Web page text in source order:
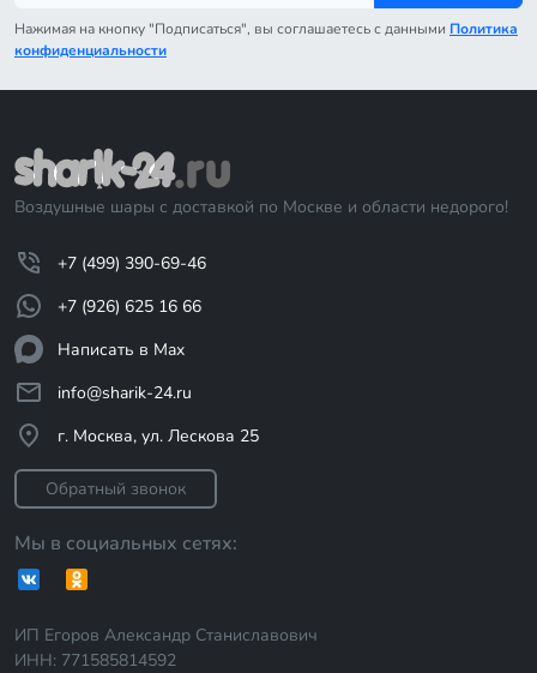
Нажимая на кнопку "Подписаться", вы соглашаетесь с данными Политика
конфиденциальности
Воздушные шары с доставкой по Москве и области недорого!
+7 (499) 390-69-46
+7 (926) 625 16 66
Написать в Max
info@sharik-24.ru
г. Москва, ул. Лескова 25
Обратный звонок
Мы в социальных сетях:
ИП Егоров Александр Станиславович
ИНН: 771585814592